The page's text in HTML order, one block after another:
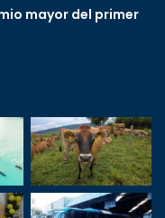
mayor del primer